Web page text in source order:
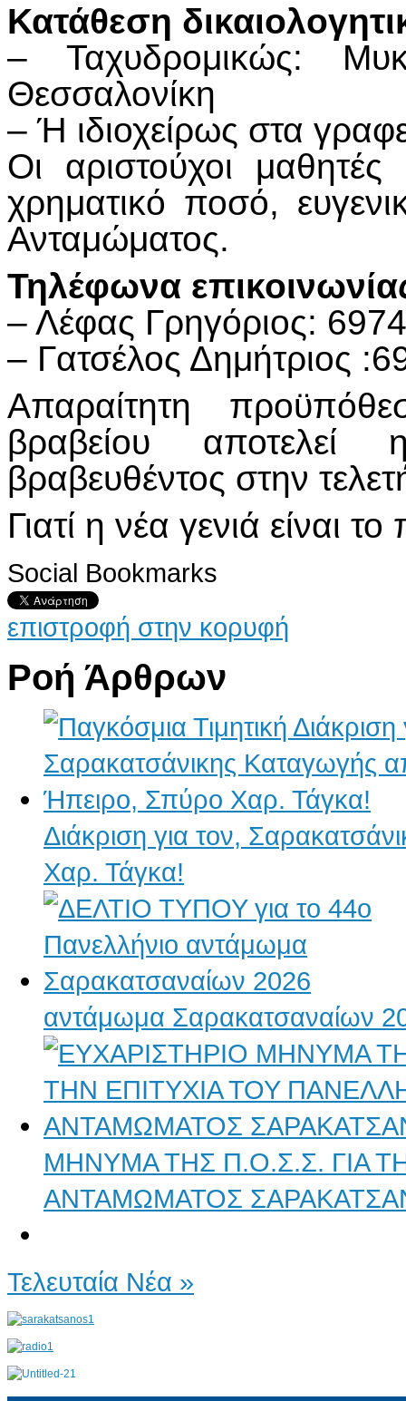
Κατάθεση
– Ταχυδρομικώς:
Θεσσαλονίκη
– Ή ιδιοχείρως στα
Οι αριστούχοι
χρηματικό ποσό,
Ανταμώματος.
Τηλέφωνα
– Λέφας Γρηγόριος:
– Γατσέλος Δημήτριος
Απαραίτητη
βραβείου
βραβευθέντος στην
Γιατί η νέα γενιά είναι
Social Bookmarks
επιστροφή στην κορυφή
Ροή Άρθρων
Διάκριση για τον,
Χαρ. Τάγκα!
αντάμωμα Σαρακατσαναίων
ΜΗΝΥΜΑ ΤΗΣ Π.Ο.Σ.Σ. ΓΙΑ
ΑΝΤΑΜΩΜΑΤΟΣ
Τελευταία Νέα »